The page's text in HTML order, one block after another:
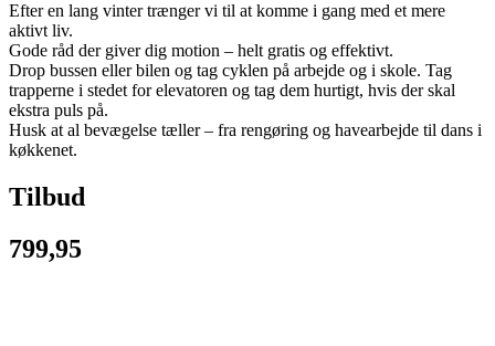
Efter en lang vinter trænger vi til at komme i gang med et mere
aktivt liv.
Gode råd der giver dig motion – helt gratis og effektivt.
Drop bussen eller bilen og tag cyklen på arbejde og i skole. Tag
trapperne i stedet for elevatoren og tag dem hurtigt, hvis der skal
ekstra puls på.
Husk at al bevægelse tæller – fra rengøring og havearbejde til dans i
køkkenet.
Tilbud
799,95